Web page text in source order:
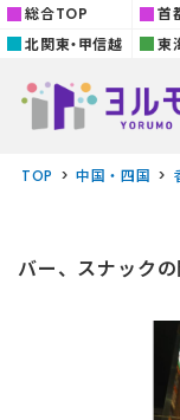
総合TOP 首
北関東・甲信越
東
TOP 中国・四国
バー、スナック